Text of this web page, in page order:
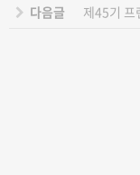
다음글
제45기 프